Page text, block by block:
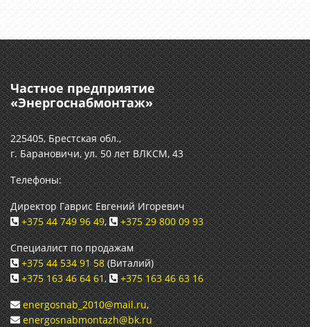
Частное предприятие
«Энергоснабмонтаж»
225405, Брестская обл.,
г. Барановичи, ул. 50 лет ВЛКСМ, 43
Телефоны:
Директор Гаврис Евгений Игоревич
+375 44 749 96 49,
+375 29 800 09 93
Специалист по продажам
+375 44 534 91 58(Виталий)
+375 163 46 64 61,
+375 163 46 63 16
energosnab_2010@mail.ru,
energosnabmontazh@bk.ru